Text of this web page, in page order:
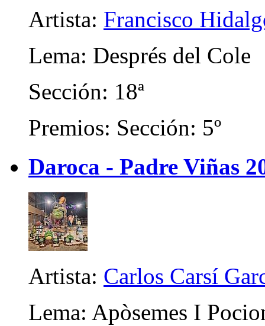
Artista: Francisco
Lema: Després del Cole
Sección: 18ª
Premios: Sección: 5º
Daroca - Padre Viñas
Artista: Carlos Carsí
Lema: Apòsemes I